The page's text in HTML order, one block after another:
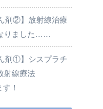
剤②】放射線治療
りました……
剤①】シスプラチ
射線療法
！